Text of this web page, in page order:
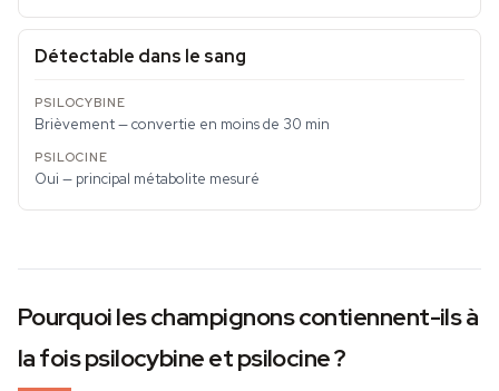
Détectable dans le sang
Brièvement — convertie en moins de 30 min
Oui — principal métabolite mesuré
Pourquoi les champignons contiennent-ils à
la fois psilocybine et psilocine ?